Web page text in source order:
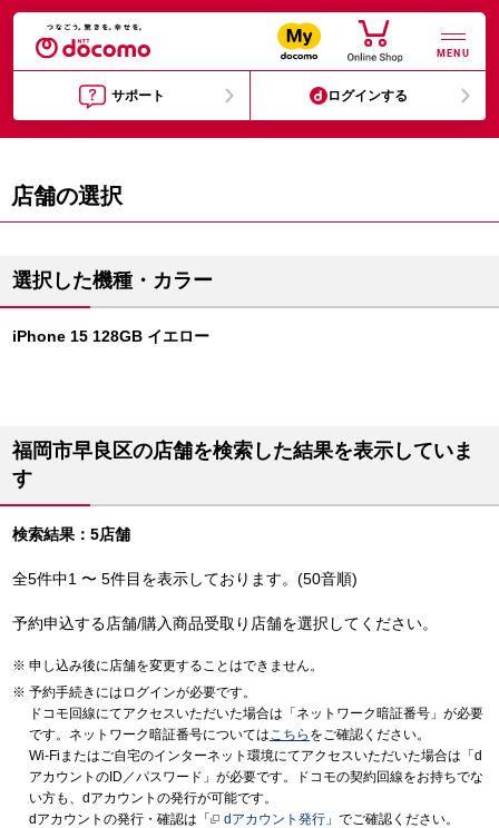
MENU
サポート ログインする
店舗の選択
選択した機種・カラー
iPhone 15 128GB イエロー
福岡市早良区の店舗を検索した結果を表示していま
す
検索結果：5店舗
全5件中1 〜 5件目を表示しております。(50音順)
予約申込する店舗/購入商品受取り店舗を選択してください。
申し込み後に店舗を変更することはできません。
予約手続きにはログインが必要です。
ドコモ回線にてアクセスいただいた場合は「ネットワーク暗証番号」が必要
です。ネットワーク暗証番号についてはこちら をご確認ください。
Wi-Fiまたはご自宅のインターネット環境にてアクセスいただいた場合は「d
アカウントのID／パスワード」が必要です。ドコモの契約回線をお持ちでな
い方も、dアカウントの発行が可能です。
dアカウントの発行・確認は「
dアカウント発行 」でご確認ください。